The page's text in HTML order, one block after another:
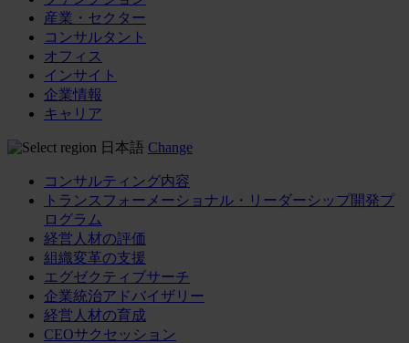
産業・セクター
コンサルタント
オフィス
インサイト
企業情報
キャリア
日本語 Change
コンサルティング内容
トランスフォーメーショナル・リーダーシップ開発プ
ログラム
経営人材の評価
組織変革の支援
エグゼクティブサーチ
企業統治アドバイザリー
経営人材の育成
CEOサクセッション